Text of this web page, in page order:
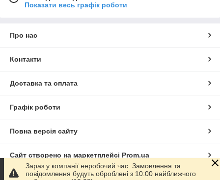
Показати весь графік роботи
Про нас
Контакти
Доставка та оплата
Графік роботи
Повна версія сайту
Сайт створено на маркетплейсі Prom.ua
Зараз у компанії неробочий час. Замовлення та
повідомлення будуть оброблені з 10:00 найближчого